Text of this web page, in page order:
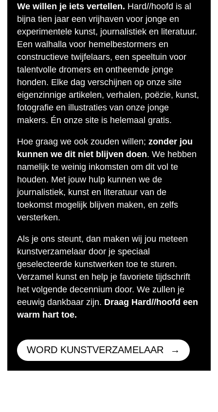
We willen je iets vertellen. Hard//hoofd is al
bijna tien jaar een vrijhaven voor jonge en
experimentele kunst, journalistiek en literatuur.
Een walhalla voor hemelbestormers en
constructieve twijfelaars, een speeltuin voor
talentvolle dromers en ontheemde jonge
honden. Elke dag verschijnen op onze site
eigenzinnige artikelen, verhalen, poëzie, kunst,
fotografie en illustraties van onze jonge
makers. Én onze site is helemaal gratis.
Hoe graag we ook zouden willen; zonder jou
kunnen we dit niet blijven doen. We hebben
namelijk te weinig inkomsten om dit vol te
houden. Met jouw hulp kunnen we de
journalistiek, kunst en literatuur van de
toekomst mogelijk blijven maken, en zelfs
versterken.
Als je ons steunt, dan maken wij jou meteen
kunstverzamelaar door je speciaal
geselecteerde kunstwerken toe te sturen.
Verzamel kunst en help je favoriete tijdschrift
het volgende decennium door. We zullen je
eeuwig dankbaar zijn. Draag Hard//hoofd een
warm hart toe.
WORD KUNSTVERZAMELAAR